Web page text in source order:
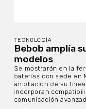
TECNOLOGÍA
Bebob amplía
modelos
Se mostrarán en la
baterías con sede en
ampliación de su
incorporan
comunicación